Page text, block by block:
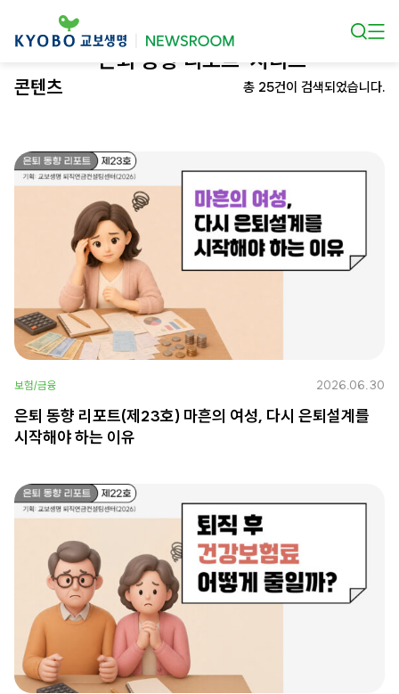
‘은퇴 동향 리포트’ 시리즈
콘텐츠 총 25건이 검색되었습니다.
보험/금융 2026.06.30
은퇴 동향 리포트(제23호) 마흔의 여성, 다시 은퇴설계를
시작해야 하는 이유